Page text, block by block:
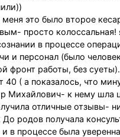
меня это было второе
просто колоссальная!
в процессе
и персонал (было
фронт работы, без
40 ( а показалось, что
Михайлович- к нему шла
отличные отзывы-
До родов получала
и в процессе была